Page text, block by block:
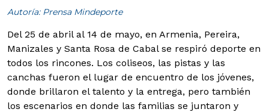
Autoría: Prensa Mindeporte
Del 25 de abril al 14 de mayo, en Armenia, Pereira,
Manizales y Santa Rosa de Cabal se respiró deporte en
todos los rincones. Los coliseos, las pistas y las
canchas fueron el lugar de encuentro de los jóvenes,
donde brillaron el talento y la entrega, pero también
los escenarios en donde las familias se juntaron y